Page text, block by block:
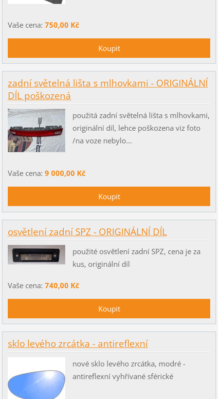
Vaše cena: 750,00 Kč
zadní světelná lišta s mlhovkami - ORIGINÁLNÍ
DÍL poškozená
použitá zadní světelná lišta s mlhovkami,
originální díl, lehce poškozena viz foto
/na voze nebylo...
Vaše cena: 9 000,00 Kč
osvětlení zadní SPZ - ORIGINÁLNÍ DÍL
použité osvětlení zadní SPZ, cena je za
kus, originální díl
Vaše cena: 740,00 Kč
sklo levého zrcátka - antireflexní
nové sklo levého zrcátka, modré -
antireflexní vyhřívané sférické